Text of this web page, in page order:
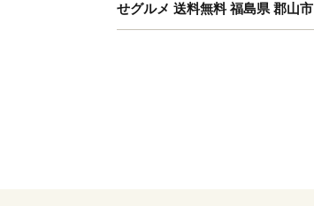
せグルメ 送料無料 福島県 郡山市